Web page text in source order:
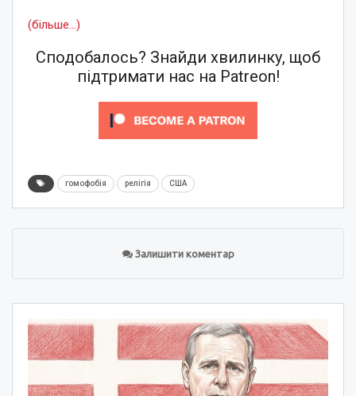
(більше…)
Сподобалось? Знайди хвилинку, щоб
підтримати нас на Patreon!
гомофобія релігія США
Залишити коментар